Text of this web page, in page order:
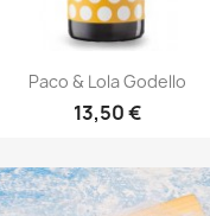
Vista rápida
Paco & Lola Godello
13,50 €